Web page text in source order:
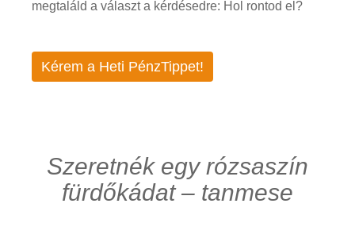
megtaláld a választ a kérdésedre: Hol rontod el?
Kérem a Heti PénzTippet!
Szeretnék egy rózsaszín
fürdőkádat – tanmese